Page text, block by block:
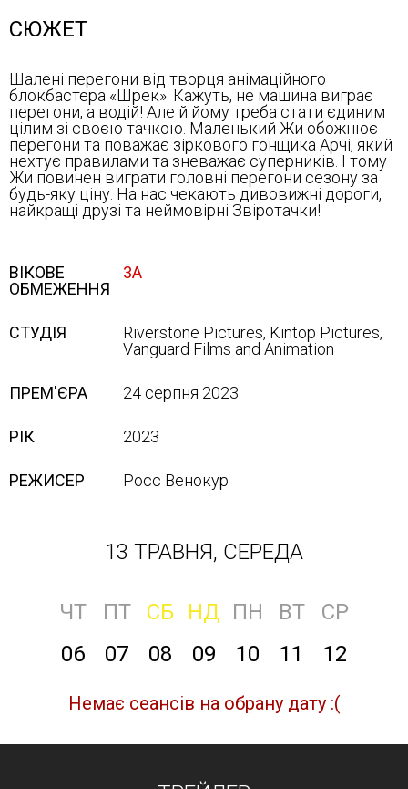
СЮЖЕТ
Шалені перегони від творця анімаційного
блокбастера «Шрек». Кажуть, не машина виграє
перегони, а водій! Але й йому треба стати єдиним
цілим зі своєю тачкою. Маленький Жи обожнює
перегони та поважає зіркового гонщика Арчі, який
нехтує правилами та зневажає суперників. І тому
Жи повинен виграти головні перегони сезону за
будь-яку ціну. На нас чекають дивовижні дороги,
найкращі друзі та неймовірні Звіротачки!
ВІКОВЕ
ОБМЕЖЕННЯ
3А
СТУДІЯ
Riverstone Pictures, Kintop Pictures,
Vanguard Films and Animation
ПРЕМ'ЄРА 24 серпня 2023
РІК 2023
РЕЖИСЕР Росс Венокур
13 ТРАВНЯ, СЕРЕДА
ЧТ ПТ СБ НД ПН ВТ
СР
06
07 08 09 10 11 12
Немає сеансів на обрану дату :(